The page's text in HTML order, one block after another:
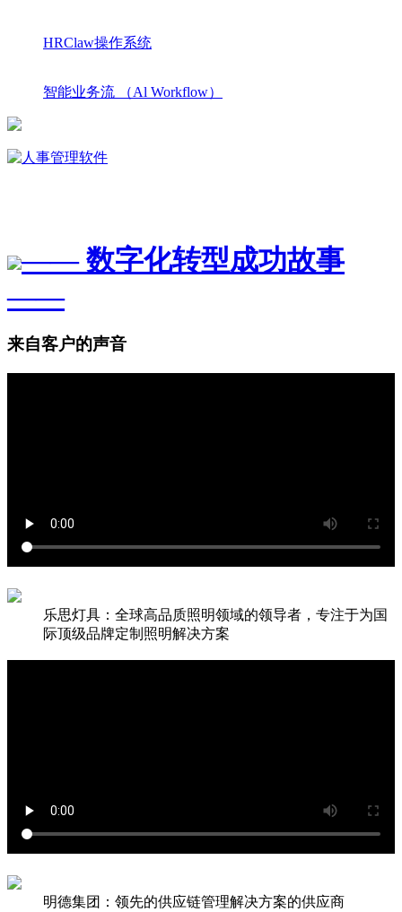
HRClaw操作系统
智能业务流 （Al Workflow）
—— 数字化转型成功故事
——
来自客户的声音
乐思灯具：全球高品质照明领域的领导者，专注于为国
际顶级品牌定制照明解决方案
明德集团：领先的供应链管理解决方案的供应商